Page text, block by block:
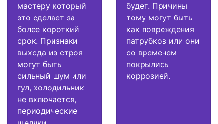
мастеру который
это сделает за
более короткий
срок. Признаки
выхода из строя
могут быть
сильный шум или
гул, холодильник
не включается,
периодические
будет. Причины
тому могут быть
как повреждения
патрубков или они
со временем
покрылись
коррозией.